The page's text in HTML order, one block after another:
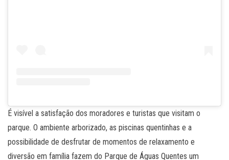
É visível a satisfação dos moradores e turistas que visitam o
parque. O ambiente arborizado, as piscinas quentinhas e a
possibilidade de desfrutar de momentos de relaxamento e
diversão em família fazem do Parque de Águas Quentes um